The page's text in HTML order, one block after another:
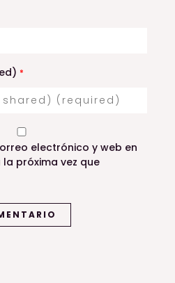
*
electrónico y web en
próxima vez que